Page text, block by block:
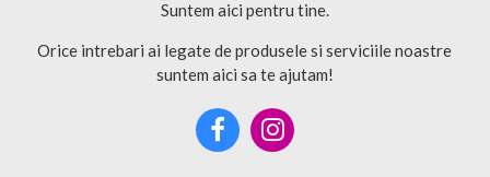
Suntem aici pentru tine.
Orice intrebari ai legate de produsele si serviciile noastre
suntem aici sa te ajutam!